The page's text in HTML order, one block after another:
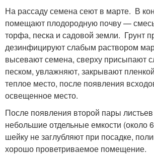
На рассаду семена сеют в марте. В
помещают плодородную почву —
торфа, песка и садовой земли. Грунт
дезинфицируют слабым раствором
высевают семена, сверху присыпают
песком, увлажняют, закрывают
теплое место, после появления
освещенное место.
После появления второй пары
небольшие отдельные емкости (около
шейку не заглубляют при посадке,
хорошо проветриваемое помещение.